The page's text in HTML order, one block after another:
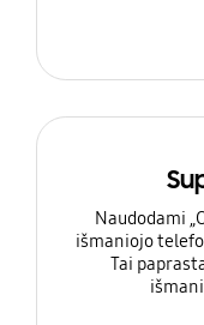
Naudodami
išmaniojo
Tai